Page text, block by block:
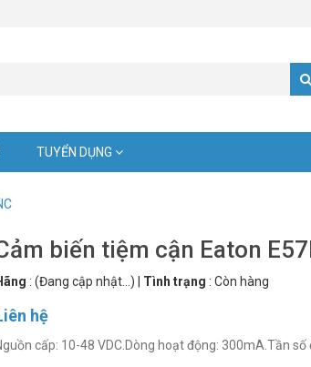
TUYỂN DỤNG
biến tiệm cận Eaton
: (Đang cập nhật...) Tình trạng : Còn hàng
hệ
cấp: 10-48 VDC.Dòng hoạt động: 300mA.Tần